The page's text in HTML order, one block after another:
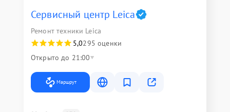
Сервисный центр Leica
Ремонт техники Leica
5,0295 оценки
Открыто до 21:00
Маршрут